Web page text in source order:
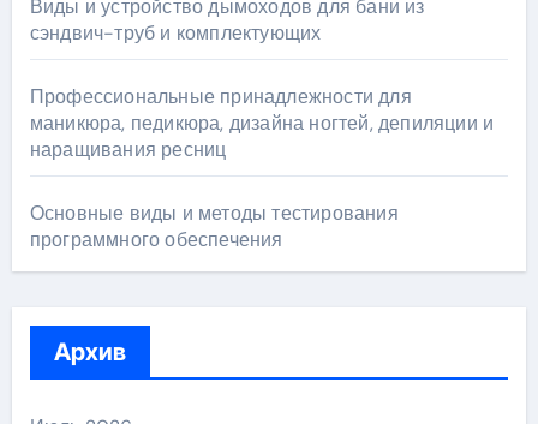
Виды и устройство дымоходов для бани из
сэндвич-труб и комплектующих
Профессиональные принадлежности для
маникюра, педикюра, дизайна ногтей, депиляции и
наращивания ресниц
Основные виды и методы тестирования
программного обеспечения
Архив